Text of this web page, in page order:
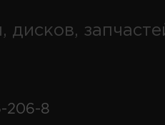
дисков,
206-8